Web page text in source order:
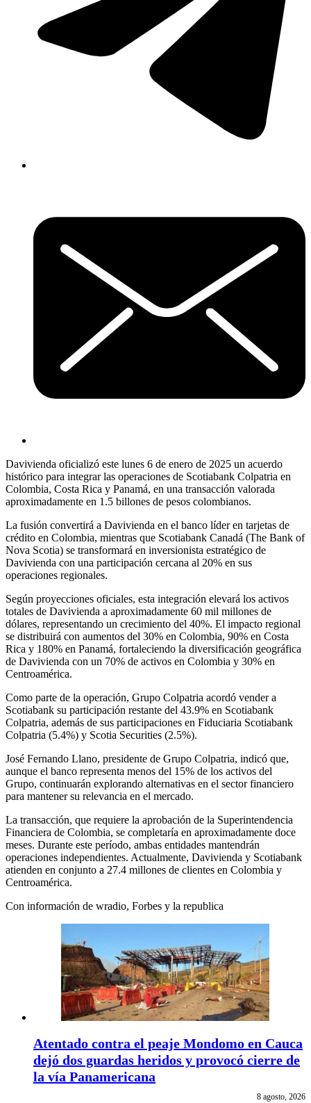
Davivienda oficializó este lunes 6 de enero de 2025 un acuerdo
histórico para integrar las operaciones de Scotiabank Colpatria en
Colombia, Costa Rica y Panamá, en una transacción valorada
aproximadamente en 1.5 billones de pesos colombianos.
La fusión convertirá a Davivienda en el banco líder en tarjetas de
crédito en Colombia, mientras que Scotiabank Canadá (The Bank of
Nova Scotia) se transformará en inversionista estratégico de
Davivienda con una participación cercana al 20% en sus
operaciones regionales.
Según proyecciones oficiales, esta integración elevará los activos
totales de Davivienda a aproximadamente 60 mil millones de
dólares, representando un crecimiento del 40%. El impacto regional
se distribuirá con aumentos del 30% en Colombia, 90% en Costa
Rica y 180% en Panamá, fortaleciendo la diversificación geográfica
de Davivienda con un 70% de activos en Colombia y 30% en
Centroamérica.
Como parte de la operación, Grupo Colpatria acordó vender a
Scotiabank su participación restante del 43.9% en Scotiabank
Colpatria, además de sus participaciones en Fiduciaria Scotiabank
Colpatria (5.4%) y Scotia Securities (2.5%).
José Fernando Llano, presidente de Grupo Colpatria, indicó que,
aunque el banco representa menos del 15% de los activos del
Grupo, continuarán explorando alternativas en el sector financiero
para mantener su relevancia en el mercado.
La transacción, que requiere la aprobación de la Superintendencia
Financiera de Colombia, se completaría en aproximadamente doce
meses. Durante este período, ambas entidades mantendrán
operaciones independientes. Actualmente, Davivienda y Scotiabank
atienden en conjunto a 27.4 millones de clientes en Colombia y
Centroamérica.
Con información de wradio, Forbes y la republica
Atentado contra el peaje Mondomo en Cauca
dejó dos guardas heridos y provocó cierre de
la vía Panamericana
8 agosto, 2026